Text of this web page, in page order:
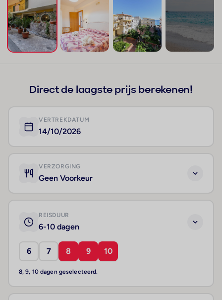
Direct de laagste prijs berekenen!
VERTREKDATUM
14/10/2026
VERZORGING
Geen Voorkeur
REISDUUR
6-10 dagen
6 7 8 9 10
8, 9, 10 dagen geselecteerd.